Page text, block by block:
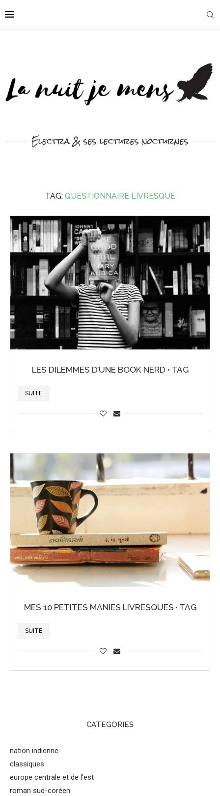
Electra & ses lectures nocturnes
TAG: QUESTIONNAIRE LIVRESQUE
LES DILEMMES D’UNE BOOK NERD • TAG
SUITE
MES 10 PETITES MANIES LIVRESQUES · TAG
SUITE
CATEGORIES
nation indienne
classiques
europe centrale et de l’est
roman sud-coréen